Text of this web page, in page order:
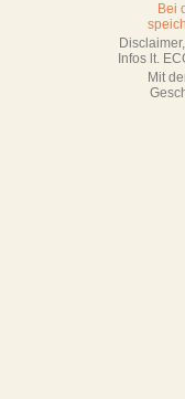
Bei
Infos lt.
Mit